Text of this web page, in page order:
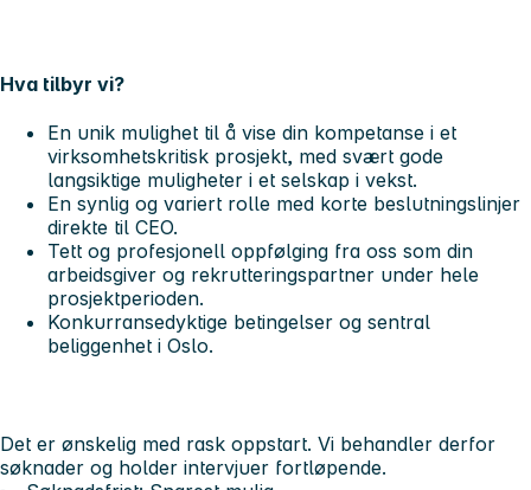
Hva tilbyr vi?
En unik mulighet til å vise din kompetanse i et
virksomhetskritisk prosjekt, med svært gode
langsiktige muligheter i et selskap i vekst.
En synlig og variert rolle med korte beslutningslinjer
direkte til CEO.
Tett og profesjonell oppfølging fra oss som din
arbeidsgiver og rekrutteringspartner under hele
prosjektperioden.
Konkurransedyktige betingelser og sentral
beliggenhet i Oslo.
Det er ønskelig med rask oppstart. Vi behandler derfor
søknader og holder intervjuer fortløpende.